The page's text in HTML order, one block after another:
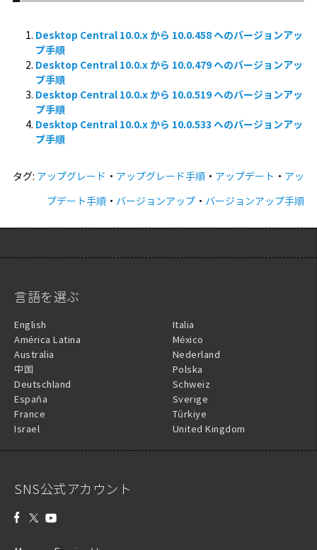
Desktop Central 10.0.x から 10.0.458 へのバージョンアッ
プ手順
Desktop Central 10.0.x から 10.0.479 へのバージョンアッ
プ手順
Desktop Central 10.0.x から 10.0.519 へのバージョンアッ
プ手順
Desktop Central 10.0.x から 10.0.533 へのバージョンアッ
プ手順
タグ: アップグレード ・ アップグレード手順 ・ アップデート ・ アッ
プデート手順 ・ バージョンアップ ・ バージョンアップ手順
言語を選ぶ
English
América Latina
Australia
中国
Deutschland
España
France
Israel
Italia
México
Nederland
Polska
Schweiz
Sverige
Türkiye
United Kingdom
SNS公式アカウント